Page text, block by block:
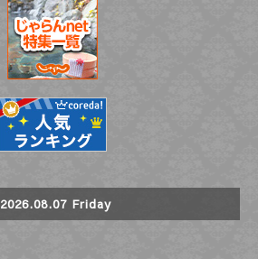
2026.08.07 Friday